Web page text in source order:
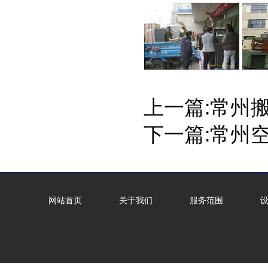
上一篇:常州
下一篇:常州
网站首页 关于我们 服务范围